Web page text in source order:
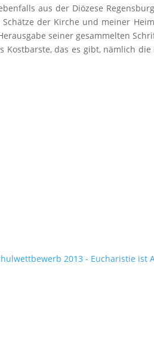
aus der Diözese
der Kirche und meiner
seiner gesammelten
das es gibt, nämlich
2013 - Eucharistie ist